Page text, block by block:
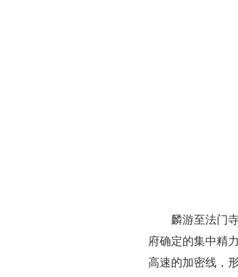
麟游至法门
府确定的集中精
高速的加密线，